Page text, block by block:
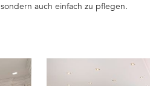
sondern auch einfach zu pflegen.